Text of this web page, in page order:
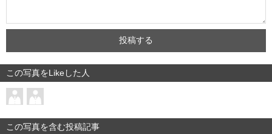
この写真をLikeした人
この写真を含む投稿記事